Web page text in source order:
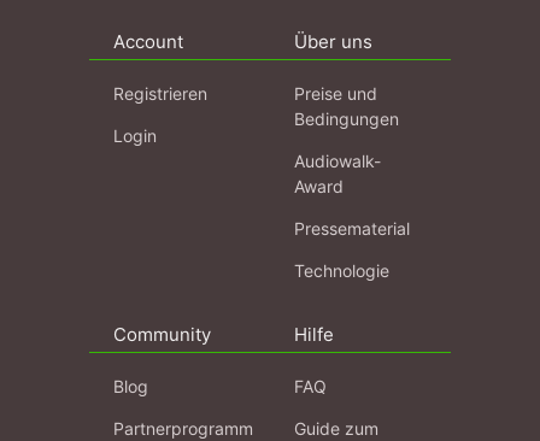
Account
Registrieren
Login
Über uns
Preise und
Bedingungen
Audiowalk-
Award
Pressematerial
Technologie
Community
Blog
Partnerprogramm
Hilfe
FAQ
Guide zum